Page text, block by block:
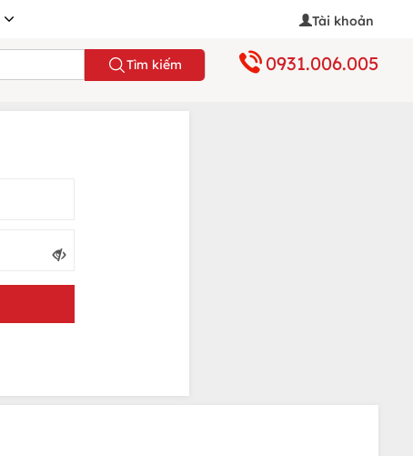
Tài khoản
Tìm kiếm 0931.006.005